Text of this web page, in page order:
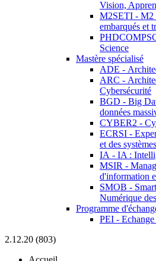
Vision,
M2SETI - M2
embarqués et
Science
Mastère spécialisé
ADE -
ARC -
Cybersécurité
BGD - Big
données
CYBER2 -
ECRSI -
et des
IA - IA :
MSIR -
d'information
SMOB -
Numérique
Programme
PEI -
2.12.20 (803)